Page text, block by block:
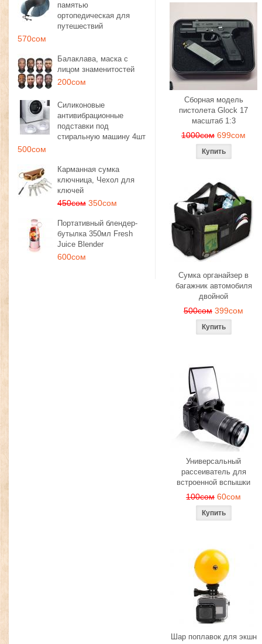
памятью
ортопедическая для
путешествий
570сом
Балаклава, маска с
лицом знаменитостей
200сом
Силиконовые
антивибрационные
подставки под
стиральную машину 4шт
500сом
Карманная сумка
ключница, Чехол для
ключей
450сом 350сом
Портативный блендер-
бутылка 350мл Fresh
Juice Blender
600сом
Сборная модель
пистолета Glock 17
масштаб 1:3
1000сом 699сом
Сумка органайзер в
багажник автомобиля
двойной
500сом 399сом
Универсальный
рассеиватель для
встроенной вспышки
100сом 60сом
Шар поплавок для экшн